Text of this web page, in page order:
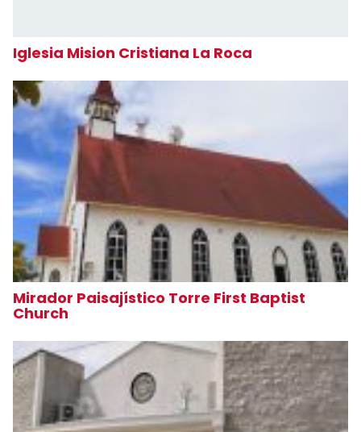
Iglesia Mision Cristiana La Roca
Mirador Paisajístico Torre First Baptist
Church